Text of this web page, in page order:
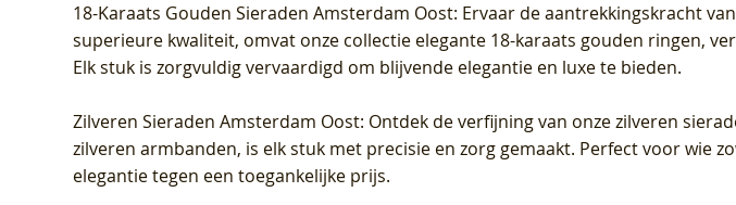
18-Karaats Gouden Sieraden Amsterdam Oost: Ervaar de aantrekkingskracht
superieure kwaliteit, omvat onze collectie elegante 18-karaats gouden ringen,
Elk stuk is zorgvuldig vervaardigd om blijvende elegantie en luxe te bieden.
Zilveren Sieraden Amsterdam Oost: Ontdek de verfijning van onze zilveren
zilveren armbanden, is elk stuk met precisie en zorg gemaakt. Perfect voor wie
elegantie tegen een toegankelijke prijs.